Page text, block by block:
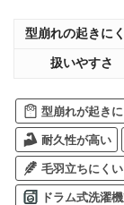
型崩れの起きに
扱いやすさ
型崩れが起き
耐久性が高い
毛羽立ちにくい
ドラム式洗濯